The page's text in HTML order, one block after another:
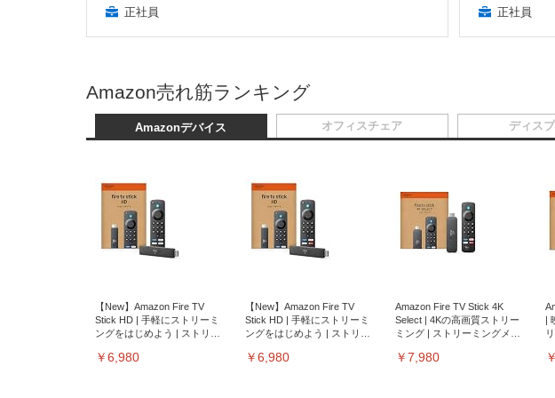
正社員
正社員
Amazon売れ筋ランキング
Amazonデバイス
【New】Amazon Fire TV
Stick HD | 手軽にストリーミ
ングをはじめよう | ストリー
￥6,980
【New】Amazon Fire TV
Stick HD | 手軽にストリーミ
ングをはじめよう | ストリー
￥6,980
Amazon Fire TV Stick 4K
Select | 4Kの高画質ストリー
ミング | ストリーミングメデ
￥7,980
|
オフィスチェア ディス